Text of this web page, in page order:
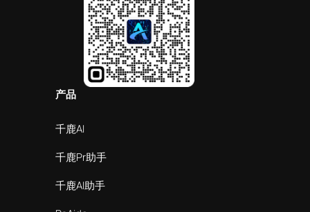
产品
千鹿AI
千鹿Pr助手
千鹿AI助手